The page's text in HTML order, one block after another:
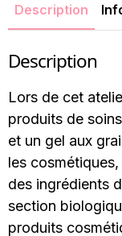
Description
Description
Lors de cet
produits de
et un gel aux
les
des ingrédients
section
produits